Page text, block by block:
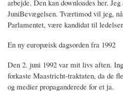
arbejde. Den kan downloades her.
JuniBevægelsen. Tværtimod vil jeg,
Parlamentet, være kandidat til
En ny europæisk dagsorden fra 1992
Den 2. juni 1992 var mit livs aften.
forkaste Maastricht-traktaten, da de
og medier propaganderede for et ja.